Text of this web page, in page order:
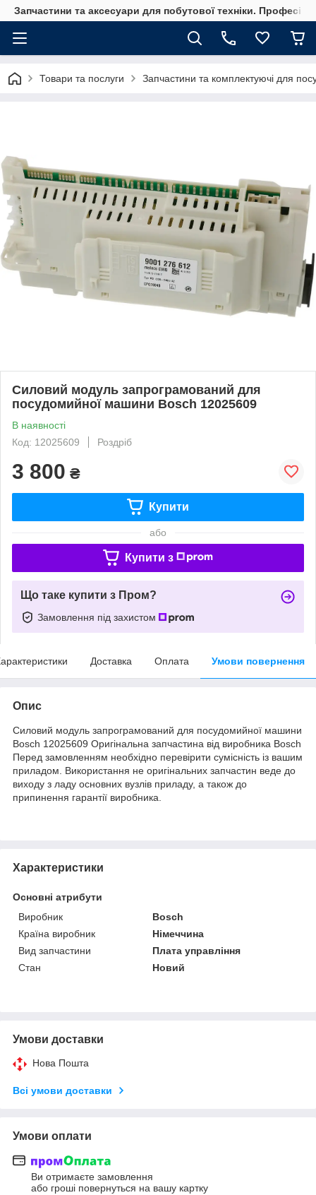
Запчастини та аксесуари для побутової техніки.
Товари та послуги Запчастини та комплектуючі для
Силовий модуль запрограмований для
посудомийної машини Bosch 12025609
В наявності
Код: 12025609
Роздріб
3 800 ₴
Купити
або
Купити з
Що таке купити з Пром?
Замовлення під захистом
Доставка Оплата Умови повернення
Опис
Силовий модуль запрограмований для посудомийної машини
Bosch 12025609 Оригінальна запчастина від виробника Bosch
Перед замовленням необхідно перевірити сумісність із вашим
приладом. Використання не оригінальних запчастин веде до
виходу з ладу основних вузлів приладу, а також до
припинення гарантії виробника.
Характеристики
Основні атрибути
Виробник
Bosch
Країна виробник
Німеччина
Вид запчастини
Плата управління
Стан
Новий
Умови доставки
Нова Пошта
Всі умови доставки
Умови оплати
Ви отримаєте замовлення
або гроші повернуться на вашу картку